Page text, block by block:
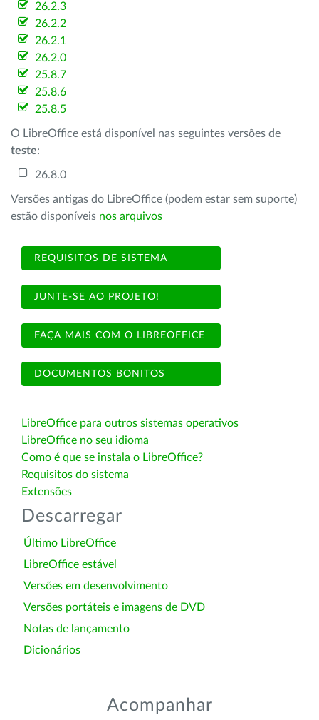
26.2.3
26.2.2
26.2.1
26.2.0
25.8.7
25.8.6
25.8.5
O LibreOffice está disponível nas seguintes versões de
teste:
26.8.0
Versões antigas do LibreOffice (podem estar sem suporte)
estão disponíveis nos arquivos
REQUISITOS DE SISTEMA
JUNTE-SE AO PROJETO!
FAÇA MAIS COM O LIBREOFFICE
DOCUMENTOS BONITOS
LibreOffice para outros sistemas operativos
LibreOffice no seu idioma
Como é que se instala o LibreOffice?
Requisitos do sistema
Extensões
Descarregar
Último LibreOffice
LibreOffice estável
Versões em desenvolvimento
Versões portáteis e imagens de DVD
Notas de lançamento
Dicionários
Acompanhar